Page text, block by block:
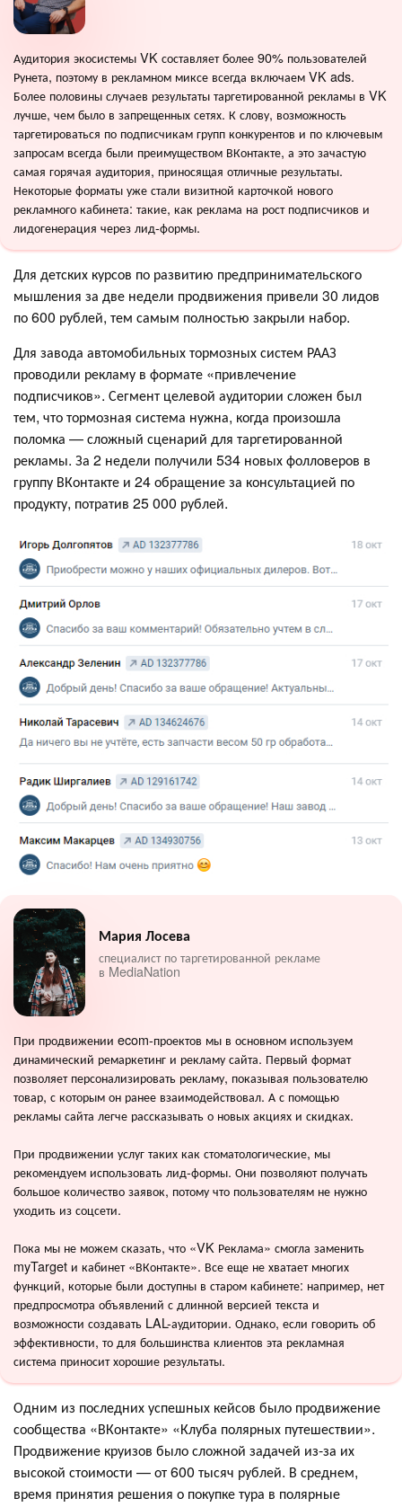
Аудитория экосистемы VK составляет более 90% пользователей
Рунета, поэтому в рекламном миксе всегда включаем VK ads.
Более половины случаев результаты таргетированной рекламы в VK
лучше, чем было в запрещенных сетях. К слову, возможность
таргетироваться по подписчикам групп конкурентов и по ключевым
запросам всегда были преимуществом ВКонтакте, а это зачастую
самая горячая аудитория, приносящая отличные результаты.
Некоторые форматы уже стали визитной карточкой нового
рекламного кабинета: такие, как реклама на рост подписчиков и
лидогенерация через лид-формы.
Для детских курсов по развитию предпринимательского
мышления за две недели продвижения привели 30 лидов
по 600 рублей, тем самым полностью закрыли набор.
Для завода автомобильных тормозных систем РААЗ
проводили рекламу в формате «привлечение
подписчиков». Сегмент целевой аудитории сложен был
тем, что тормозная система нужна, когда произошла
поломка — сложный сценарий для таргетированной
рекламы. За 2 недели получили 534 новых фолловеров в
группу ВКонтакте и 24 обращение за консультацией по
продукту, потратив 25 000 рублей.
Мария Лосева
специалист по таргетированной рекламе
в MediaNation
При продвижении ecom-проектов мы в основном используем
динамический ремаркетинг и рекламу сайта. Первый формат
позволяет персонализировать рекламу, показывая пользователю
товар, с которым он ранее взаимодействовал. А с помощью
рекламы сайта легче рассказывать о новых акциях и скидках.
При продвижении услуг таких как стоматологические, мы
рекомендуем использовать лид-формы. Они позволяют получать
большое количество заявок, потому что пользователям не нужно
уходить из соцсети.
Пока мы не можем сказать, что «VK Реклама» смогла заменить
myTarget и кабинет «ВКонтакте». Все еще не хватает многих
функций, которые были доступны в старом кабинете: например, нет
предпросмотра объявлений с длинной версией текста и
возможности создавать LAL-аудитории. Однако, если говорить об
эффективности, то для большинства клиентов эта рекламная
система приносит хорошие результаты.
Одним из последних успешных кейсов было продвижение
сообщества «ВКонтакте» «Клуба полярных путешествии».
Продвижение круизов было сложной задачей из-за их
высокой стоимости — от 600 тысяч рублей. В среднем,
время принятия решения о покупке тура в полярные